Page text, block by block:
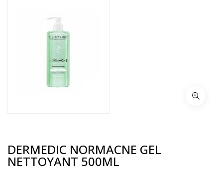
DERMEDIC NORMACNE GEL
NETTOYANT 500ML